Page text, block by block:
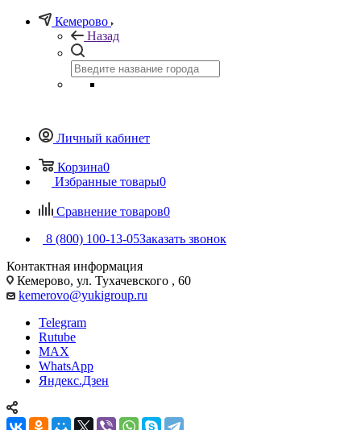
Кемерово
Назад
Личный кабинет
Корзина0
Избранные товары0
Сравнение товаров0
8 (800) 100-13-05Заказать звонок
Контактная информация
Кемерово, ул. Тухачевского , 60
kemerovo@yukigroup.ru
Telegram
Rutube
MAX
WhatsApp
Яндекс.Дзен